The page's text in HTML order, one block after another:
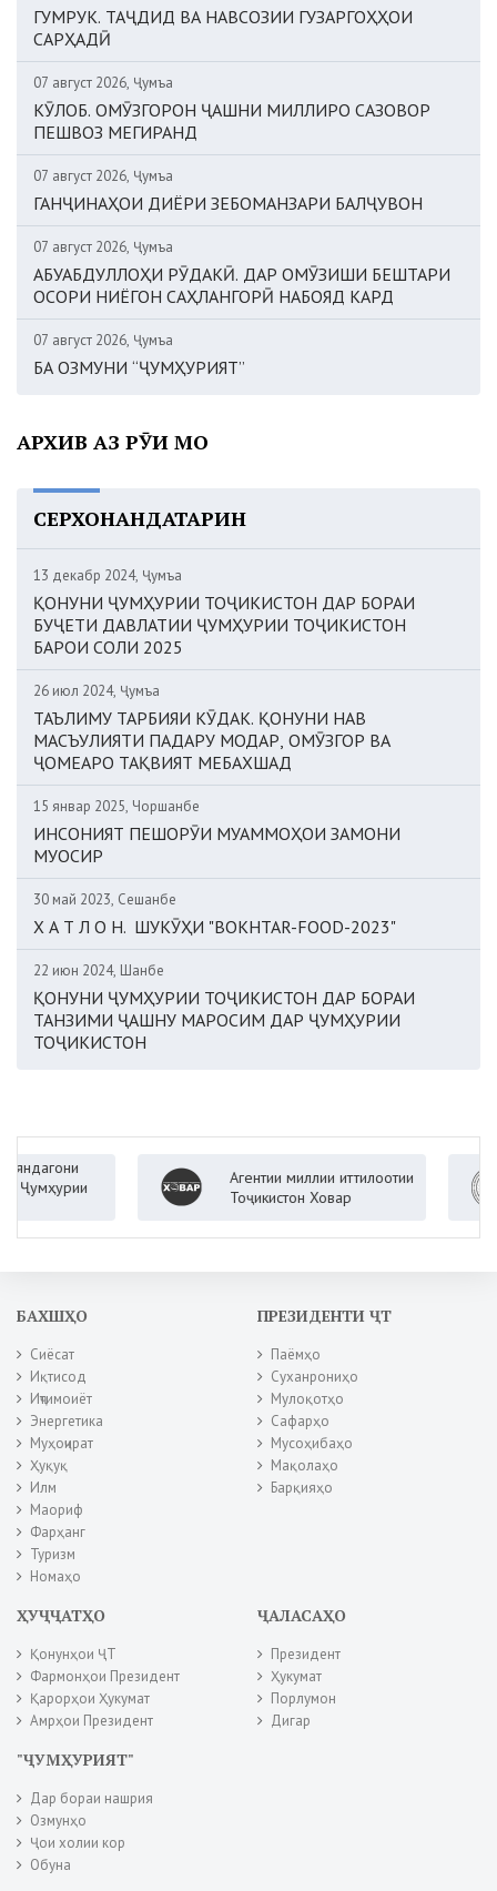
ГУМРУК. ТАҶДИД ВА НАВСОЗИИ ГУЗАРГОҲҲОИ
САРҲАДӢ
07 август 2026, Ҷумъа
КӮЛОБ. ОМӮЗГОРОН ҶАШНИ МИЛЛИРО САЗОВОР
ПЕШВОЗ МЕГИРАНД
07 август 2026, Ҷумъа
ГАНҶИНАҲОИ ДИЁРИ ЗЕБОМАНЗАРИ БАЛҶУВОН
07 август 2026, Ҷумъа
АБУАБДУЛЛОҲИ РӮДАКӢ. ДАР ОМӮЗИШИ БЕШТАРИ
ОСОРИ НИЁГОН САҲЛАНГОРӢ НАБОЯД КАРД
07 август 2026, Ҷумъа
БА ОЗМУНИ “ҶУМҲУРИЯТ”
АРХИВ АЗ РӮИ МОҲ
СЕРХОНАНДАТАРИН
13 декабр 2024, Ҷумъа
ҚОНУНИ ҶУМҲУРИИ ТОҶИКИСТОН ДАР БОРАИ
БУҶЕТИ ДАВЛАТИИ ҶУМҲУРИИ ТОҶИКИСТОН
БАРОИ СОЛИ 2025
26 июл 2024, Ҷумъа
ТАЪЛИМУ ТАРБИЯИ КӮДАК. ҚОНУНИ НАВ
МАСЪУЛИЯТИ ПАДАРУ МОДАР, ОМӮЗГОР ВА
ҶОМЕАРО ТАҚВИЯТ МЕБАХШАД
15 январ 2025, Чоршанбе
ИНСОНИЯТ ПЕШОРӮИ МУАММОҲОИ ЗАМОНИ
МУОСИР
30 май 2023, Сешанбе
Х А Т Л О Н. ШУКӮҲИ "BOKHTAR-FOOD-2023"
22 июн 2024, Шанбе
ҚОНУНИ ҶУМҲУРИИ ТОҶИКИСТОН ДАР БОРАИ
ТАНЗИМИ ҶАШНУ МАРОСИМ ДАР ҶУМҲУРИИ
ТОҶИКИСТОН
Агентии миллии иттилоотии
Тоҷикистон Ховар
БАХШҲО
Сиёсат
Иқтисод
Иҷтимоиёт
Энергетика
Муҳоҷират
Ҳуқуқ
Илм
Маориф
Фарҳанг
Туризм
Номаҳо
ПРЕЗИДЕНТИ ҶТ
Паёмҳо
Суханрониҳо
Мулоқотҳо
Сафарҳо
Мусоҳибаҳо
Мақолаҳо
Барқияҳо
ҲУҶҶАТҲО
Қонунҳои ҶТ
Фармонҳои Президент
Қарорҳои Ҳукумат
Амрҳои Президент
ҶАЛАСАҲО
Президент
Ҳукумат
Порлумон
Дигар
"ҶУМҲУРИЯТ"
Дар бораи нашрия
Озмунҳо
Ҷои холии кор
Обуна